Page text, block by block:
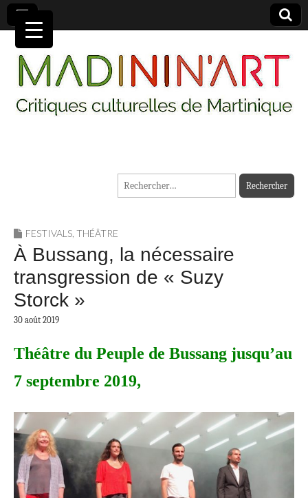
MADININ'ART
Rechercher :
FESTIVALS, THÉÂTRE
À Bussang, la nécessaire
transgression de « Suzy
Storck »
30 août 2019
Théâtre du Peuple de Bussang jusqu’au
7 septembre 2019,